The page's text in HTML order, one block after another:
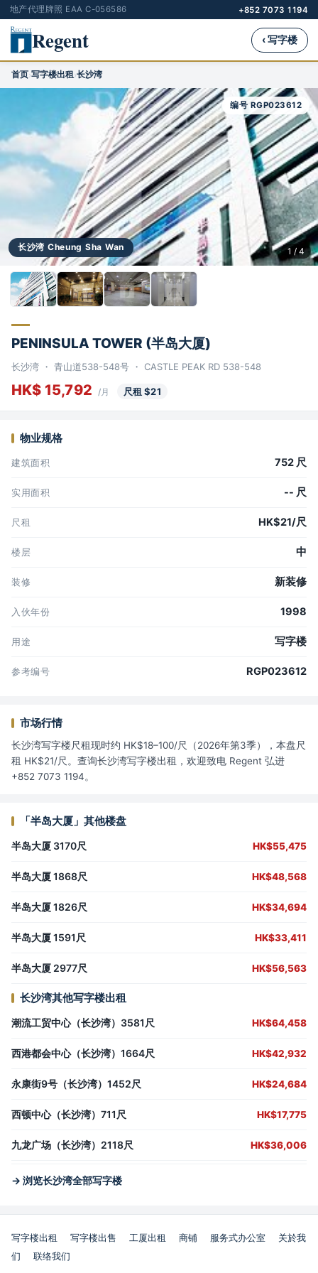
地产代理牌照 EAA C-056586 +852 7073 1194
Regent ‹ 写字楼
首页›写字楼出租›长沙湾
长沙湾 Cheung Sha Wan
编号 RGP023612
1 / 4
PENINSULA TOWER (半岛大厦)
长沙湾 ・ 青山道538-548号 ・ CASTLE PEAK RD 538-548
HK$ 15,792 /月 尺租 $21
物业规格
建筑面积 752 尺
实用面积 -- 尺
尺租 HK$21/尺
楼层 中
装修 新装修
入伙年份 1998
用途 写字楼
参考编号 RGP023612
市场行情
长沙湾写字楼尺租现时约 HK$18–100/尺（2026年第3季），本盘尺
租 HK$21/尺。查询长沙湾写字楼出租，欢迎致电 Regent 弘进
+852 7073 1194。
「半岛大厦」其他楼盘
半岛大厦 3170尺 HK$55,475
半岛大厦 1868尺 HK$48,568
半岛大厦 1826尺 HK$34,694
半岛大厦 1591尺 HK$33,411
半岛大厦 2977尺 HK$56,563
长沙湾其他写字楼出租
潮流工贸中心（长沙湾）3581尺 HK$64,458
西港都会中心（长沙湾）1664尺 HK$42,932
永康街9号（长沙湾）1452尺 HK$24,684
西顿中心（长沙湾）711尺 HK$17,775
九龙广场（长沙湾）2118尺 HK$36,006
→ 浏览长沙湾全部写字楼
写字楼出租 写字楼出售 工厦出租 商铺 服务式办公室
关於我
们
联络我们